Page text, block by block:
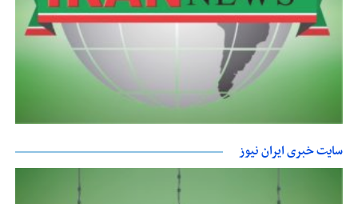
سایت خبری ایران نیوز